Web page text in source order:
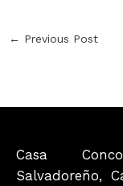
← Previous Post
Casa
Salvadoreño,